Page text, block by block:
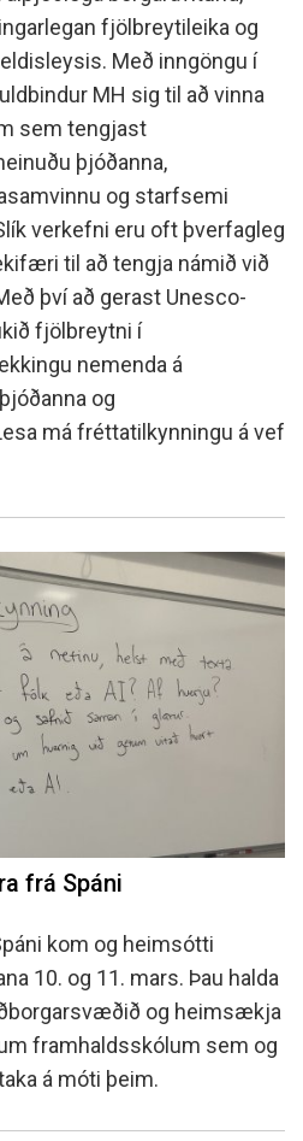
fjölbreytileika og
Með inngöngu í
MH sig til að vinna
sem tengjast
þjóðanna,
og starfsemi
verkefni eru oft þverfagleg
til að tengja námið við
því að gerast Unesco-
fjölbreytni í
nemenda á
og
má fréttatilkynningu á vef
frá Spáni
kom og heimsótti
10. og 11. mars. Þau halda
og heimsækja
framhaldsskólum sem og
á móti þeim.